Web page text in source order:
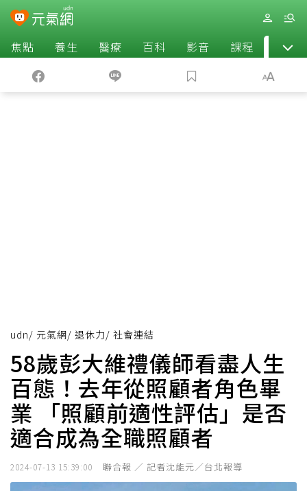
焦點 養生 醫療 百科 影音 課程 退休
udn/ 元氣網/ 退休力/ 社會連結
58歲彭大維禮儀師看盡人生
百態！去年從照顧者角色畢
業 「照顧前適性評估」是否
適合成為全職照顧者
2024-07-13 15:39:00 聯合報 ／ 記者沈能元／台北報導